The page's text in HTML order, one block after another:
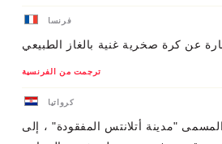
فرنسا
ترجمت من الفرنسية
كرواتيا
"مدينة أتلانتس المفقودة" ، إلى